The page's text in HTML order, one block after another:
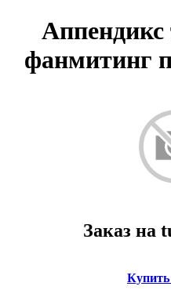
фанмитинг
Заказ на
Купить